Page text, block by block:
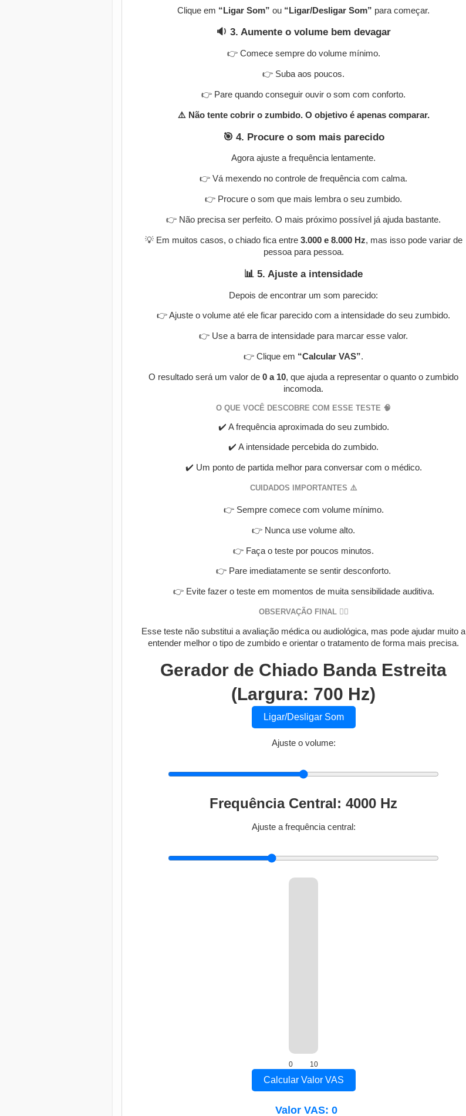
Clique em “Ligar Som” ou “Ligar/Desligar Som” para começar.
🔉 3. Aumente o volume bem devagar
👉 Comece sempre do volume mínimo.
👉 Suba aos poucos.
👉 Pare quando conseguir ouvir o som com conforto.
⚠️ Não tente cobrir o zumbido. O objetivo é apenas comparar.
🎯 4. Procure o som mais parecido
Agora ajuste a frequência lentamente.
👉 Vá mexendo no controle de frequência com calma.
👉 Procure o som que mais lembra o seu zumbido.
👉 Não precisa ser perfeito. O mais próximo possível já ajuda bastante.
💡 Em muitos casos, o chiado fica entre 3.000 e 8.000 Hz, mas isso pode variar de
pessoa para pessoa.
📊 5. Ajuste a intensidade
Depois de encontrar um som parecido:
👉 Ajuste o volume até ele ficar parecido com a intensidade do seu zumbido.
👉 Use a barra de intensidade para marcar esse valor.
👉 Clique em “Calcular VAS”.
O resultado será um valor de 0 a 10, que ajuda a representar o quanto o zumbido
incomoda.
O QUE VOCÊ DESCOBRE COM ESSE TESTE 🧠
✔️ A frequência aproximada do seu zumbido.
✔️ A intensidade percebida do zumbido.
✔️ Um ponto de partida melhor para conversar com o médico.
CUIDADOS IMPORTANTES ⚠️
👉 Sempre comece com volume mínimo.
👉 Nunca use volume alto.
👉 Faça o teste por poucos minutos.
👉 Pare imediatamente se sentir desconforto.
👉 Evite fazer o teste em momentos de muita sensibilidade auditiva.
OBSERVAÇÃO FINAL 👨‍⚕️
Esse teste não substitui a avaliação médica ou audiológica, mas pode ajudar muito a
entender melhor o tipo de zumbido e orientar o tratamento de forma mais precisa.
Gerador de Chiado Banda Estreita
(Largura: 700 Hz)
Ligar/Desligar Som
Ajuste o volume:
Frequência Central: 4000 Hz
Ajuste a frequência central:
0 10
Calcular Valor VAS
Valor VAS: 0